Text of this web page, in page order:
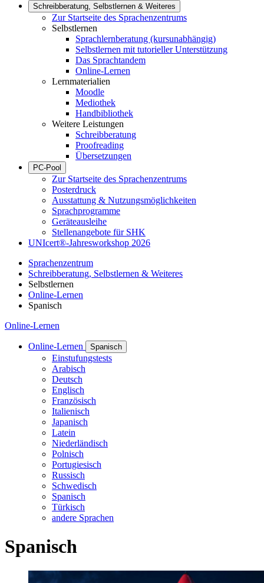
Schreibberatung, Selbstlernen & Weiteres
Zur Startseite des Sprachenzentrums
Selbstlernen
Sprachlernberatung (kursunabhängig)
Selbstlernen mit tutorieller Unterstützung
Das Sprachtandem
Online-Lernen
Lernmaterialien
Moodle
Mediothek
Handbibliothek
Weitere Leistungen
Schreibberatung
Proofreading
Übersetzungen
PC-Pool
Zur Startseite des Sprachenzentrums
Posterdruck
Ausstattung & Nutzungsmöglichkeiten
Sprachprogramme
Geräteausleihe
Stellenangebote für SHK
UNIcert®-Jahresworkshop 2026
Sprachenzentrum
Schreibberatung, Selbstlernen & Weiteres
Selbstlernen
Online-Lernen
Spanisch
Online-Lernen
Online-Lernen Spanisch
Einstufungstests
Arabisch
Deutsch
Englisch
Französisch
Italienisch
Japanisch
Latein
Niederländisch
Polnisch
Portugiesisch
Russisch
Schwedisch
Spanisch
Türkisch
andere Sprachen
Spanisch